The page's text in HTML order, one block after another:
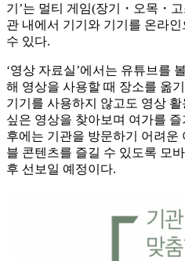
기’는 멀티 게임(장기・오목・
관 내에서 기기와 기기를 온라
수 있다.
‘영상 자료실’에서는 유튜브를
해 영상을 사용할 때 장소를 옮
기기를 사용하지 않고도 영상
싶은 영상을 찾아보며 여가를
후에는 기관을 방문하기 어려운
블 콘텐츠를 즐길 수 있도록 모
후 선보일 예정이다.